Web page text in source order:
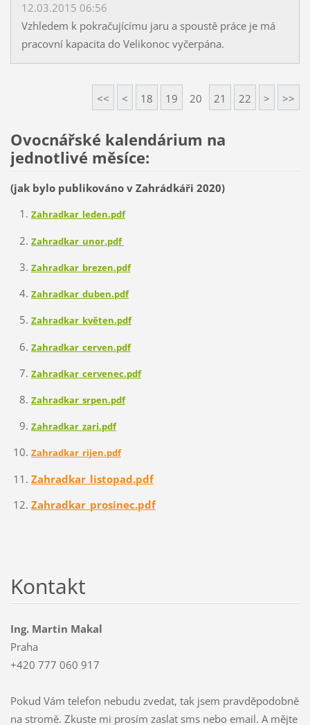
12.03.2015 06:56
Vzhledem k pokračujícímu jaru a spoustě práce je má
pracovní kapacita do Velikonoc vyčerpána.
<< < 18 19 20 21 22 > >>
Ovocnářské kalendárium na
jednotlivé měsíce:
(jak bylo publikováno v Zahrádkáři 2020)
Zahradkar_leden.pdf
Zahradkar_unor.pdf
Zahradkar_brezen.pdf
Zahradkar_duben.pdf
Zahradkar_květen.pdf
Zahradkar_cerven.pdf
Zahradkar_cervenec.pdf
Zahradkar_srpen.pdf
Zahradkar_zari.pdf
Zahradkar_rijen.pdf
Zahradkar_listopad.pdf
Zahradkar_prosinec.pdf
Kontakt
Ing. Martin Makal
Praha
+420 777 060 917
Pokud Vám telefon nebudu zvedat, tak jsem pravděpodobně
na stromě. Zkuste mi prosím zaslat sms nebo email. A mějte